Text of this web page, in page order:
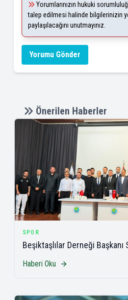
Yorumlarınızın hukuki
talep edilmesi halinde bilgilerinizin
paylaşılacağını unutmayınız.
Yorumu Gönder
Önerilen Haberler
SPOR
Beşiktaşlılar Derneği Başkanı
Haberi Oku